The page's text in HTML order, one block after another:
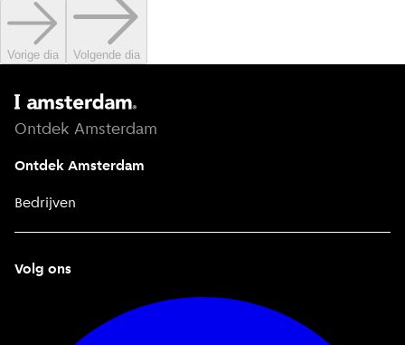
Vorige dia Volgende dia
Ontdek Amsterdam
Ontdek Amsterdam
Bedrijven
Volg ons